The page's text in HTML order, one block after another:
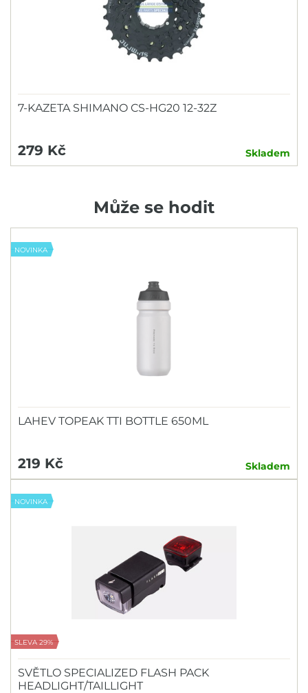
7-KAZETA SHIMANO CS-HG20 12-32Z
279 Kč Skladem
Může se hodit
NOVINKA
LAHEV TOPEAK TTI BOTTLE 650ML
219 Kč Skladem
NOVINKA
SLEVA 29%
SVĚTLO SPECIALIZED FLASH PACK
HEADLIGHT/TAILLIGHT